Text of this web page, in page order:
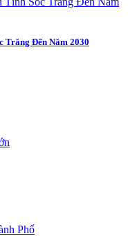
Trăng Đến Năm 2030
Phố